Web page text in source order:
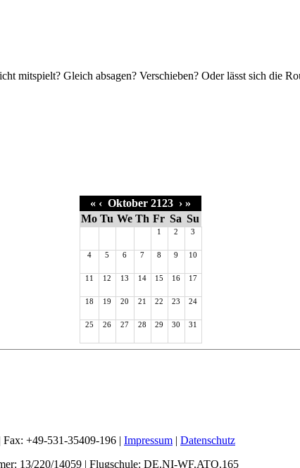
mitspielt? Gleich absagen? Verschieben? Oder lässt sich die
« ‹Oktober 2123 › »
Mo Tu We Th Fr Sa Su
1 2 3
4 5 6 7 8 9 10
11 12 13 14 15 16 17
18 19 20 21 22 23 24
25 26 27 28 29 30 31
+49-531-35409-196 | Impressum | Datenschutz
13/220/14059 | Flugschule: DE.NI-WF.ATO.165